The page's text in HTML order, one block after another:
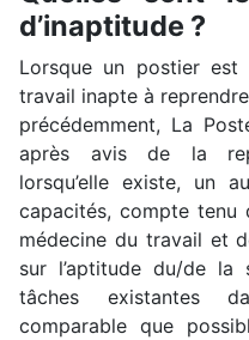
d’inaptitude ?
Lorsque un postier
travail inapte à
précédemment, La
après avis de la
lorsqu’elle existe, un
capacités, compte tenu
médecine du travail et
sur l’aptitude du/de la
tâches existantes
comparable que